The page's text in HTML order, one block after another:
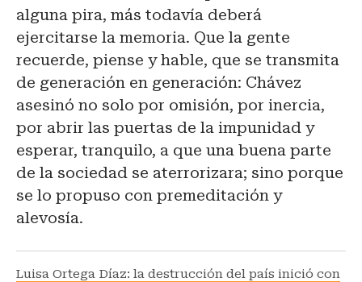
alguna pira, más todavía deberá
ejercitarse la memoria. Que la gente
recuerde, piense y hable, que se transmita
de generación en generación: Chávez
asesinó no solo por omisión, por inercia,
por abrir las puertas de la impunidad y
esperar, tranquilo, a que una buena parte
de la sociedad se aterrorizara; sino porque
se lo propuso con premeditación y
alevosía.
Luisa Ortega Díaz: la destrucción del país inició con